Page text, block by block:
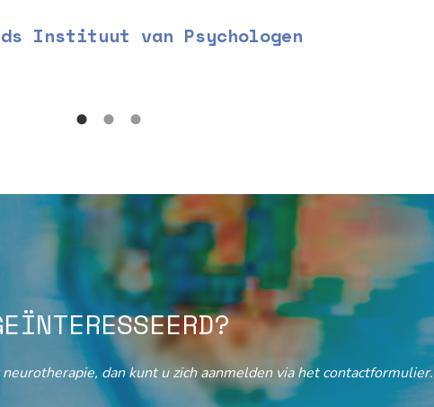
Instituut van Psychologen
dan kunt u zich aanmelden via het contactformulier.